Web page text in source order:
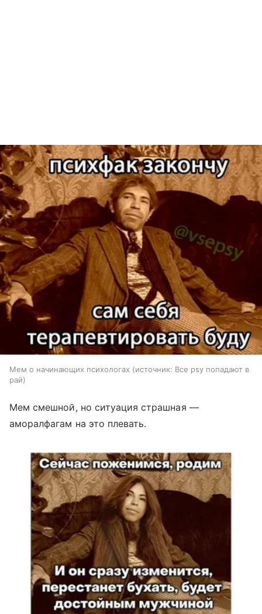
Мем о начинающих психологах источник: Все psy попадают в
рай
Мем смешной, но ситуация страшная —
аморалфагам на это плевать.